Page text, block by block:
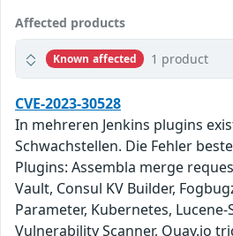
Affected products
Known affected 1 product
CVE-2023-30528
In mehreren Jenkins plugins
Schwachstellen. Die Fehler
Plugins: Assembla merge
Vault, Consul KV Builder,
Parameter, Kubernetes,
Vulnerability Scanner, Quay.io